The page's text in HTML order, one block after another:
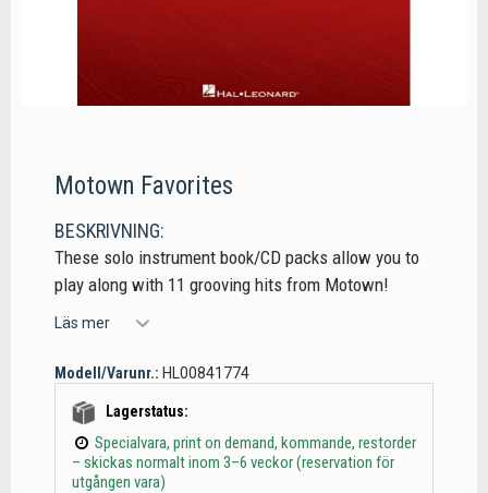
Motown Favorites
BESKRIVNING:
These solo instrument book/CD packs allow you to
play along with 11 grooving hits from Motown!
Läs mer
Modell/Varunr.: HL00841774
Lagerstatus:
Specialvara, print on demand, kommande, restorder
– skickas normalt inom 3–6 veckor (reservation för
utgången vara)